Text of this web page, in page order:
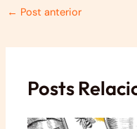
Post
← Post anterior
Posts